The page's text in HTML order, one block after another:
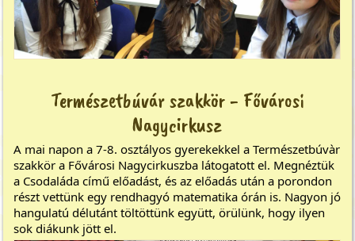
Természetbúvár szakkör - Fővárosi
Nagycirkusz
A mai napon a 7-8. osztályos gyerekekkel a Természetbúvàr
szakkör a Fővárosi Nagycirkuszba látogatott el. Megnéztük
a Csodaláda című előadást, és az előadás után a porondon
részt vettünk egy rendhagyó matematika órán is. Nagyon jó
hangulatú délutánt töltöttünk együtt, örülünk, hogy ilyen
sok diákunk jött el.